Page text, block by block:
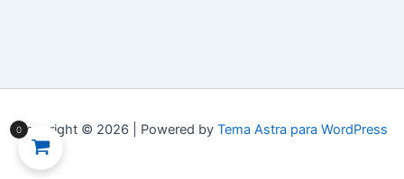
Copyright © 2026 | Powered by Tema Astra para WordPress
0